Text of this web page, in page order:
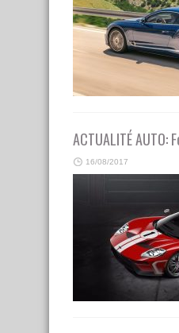
ACTUALITÉ AUTO:
16/08/2017